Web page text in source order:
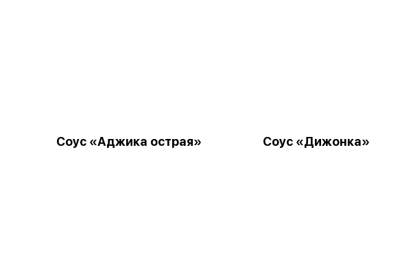
Соус «Аджика острая» Соус «Дижонка»